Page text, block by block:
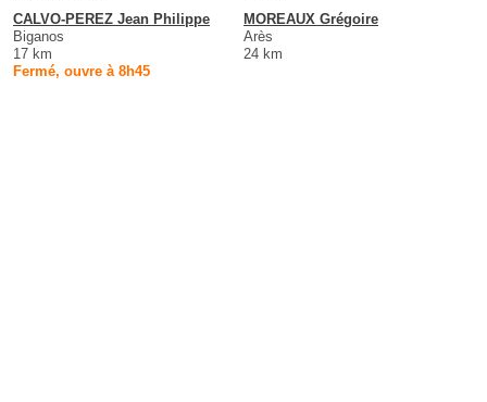
CALVO-PEREZ Jean Philippe
Biganos
17 km
Fermé, ouvre à 8h45
MOREAUX Grégoire
Arès
24 km